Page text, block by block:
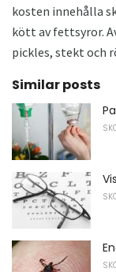
kosten innehålla
kött av fettsyror.
pickles, stekt och
Similar posts